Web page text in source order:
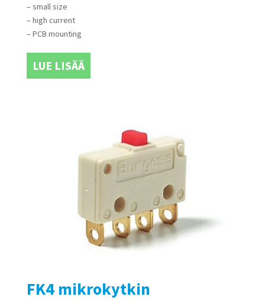
– small size
– high current
– PCB mounting
LUE LISÄÄ
FK4 mikrokytkin